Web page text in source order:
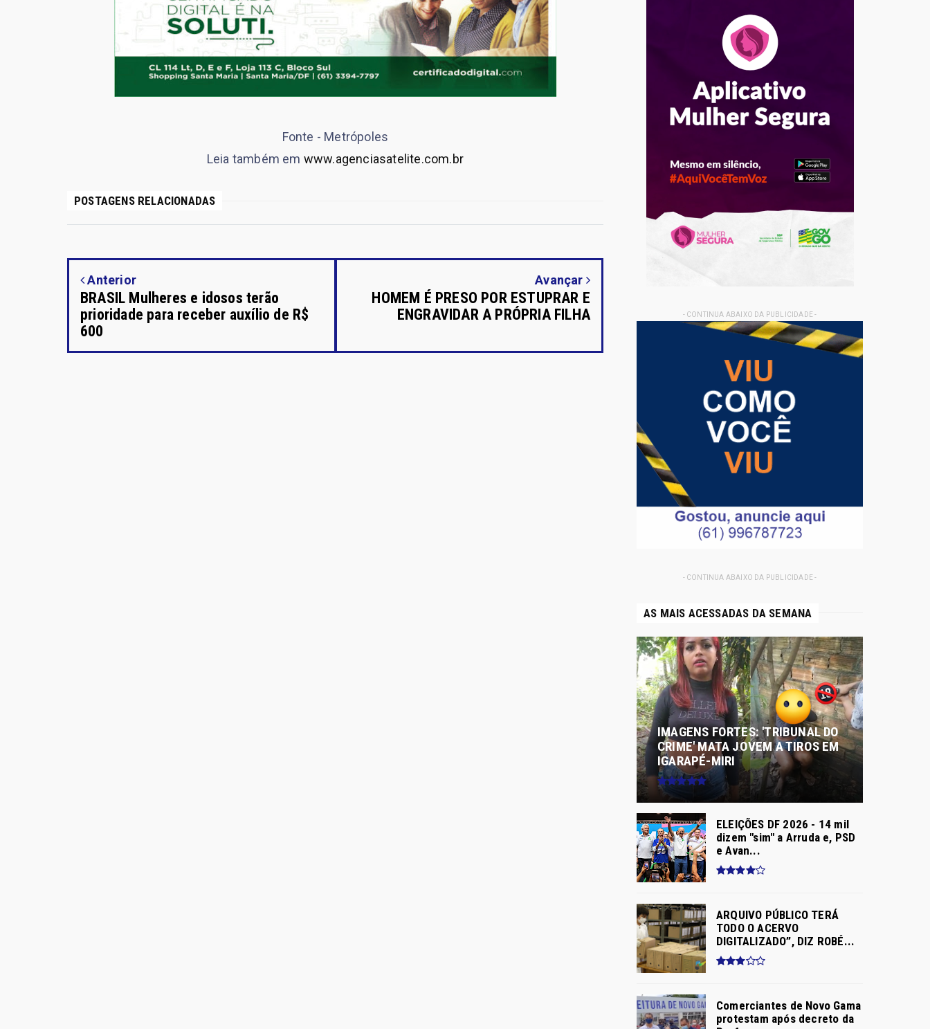
Fonte - Metrópoles
Leia também em www.agenciasatelite.com.br
POSTAGENS RELACIONADAS
Anterior
BRASIL Mulheres e idosos terão
prioridade para receber auxílio de R$
600
Avançar
HOMEM É PRESO POR ESTUPRAR E
ENGRAVIDAR A PRÓPRIA FILHA
- CONTINUA ABAIXO DA PUBLICIDADE -
- CONTINUA ABAIXO DA PUBLICIDADE -
AS MAIS ACESSADAS DA SEMANA
IMAGENS FORTES: 'TRIBUNAL DO
CRIME' MATA JOVEM A TIROS EM
IGARAPÉ-MIRI
ELEIÇÕES DF 2026 - 14 mil
dizem "sim" a Arruda e, PSD
e Avan...
ARQUIVO PÚBLICO TERÁ
TODO O ACERVO
DIGITALIZADO”, DIZ ROBÉ...
Comerciantes de Novo Gama
protestam após decreto da